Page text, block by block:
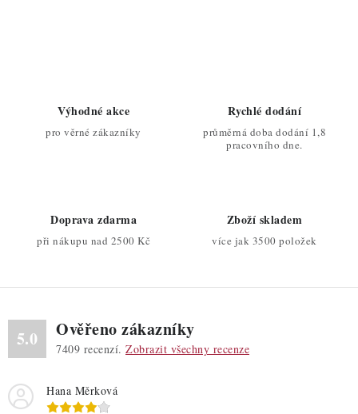
v
ý
i
s
u
Výhodné akce
pro věrné zákazníky
Rychlé dodání
průměrná doba dodání 1,8
pracovního dne.
Doprava zdarma
při nákupu nad 2500 Kč
Zboží skladem
více jak 3500 položek
5.0 Ověřeno zákazníky
7409 recenzí. Zobrazit všechny recenze
Hana Měrková